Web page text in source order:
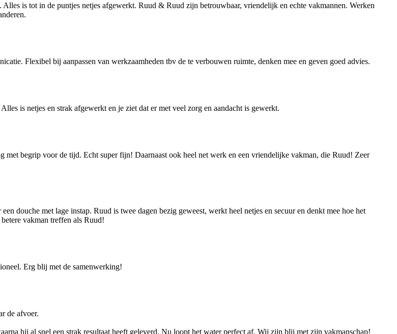
is tot in de puntjes netjes afgewerkt. Ruud & Ruud zijn betrouwbaar, vriendelijk en echte vakmannen. Werken
Flexibel bij aanpassen van werkzaamheden tbv de te verbouwen ruimte, denken mee en geven goed advies.
is netjes en strak afgewerkt en je ziet dat er met veel zorg en aandacht is gewerkt.
begrip voor de tijd. Echt super fijn! Daarnaast ook heel net werk en een vriendelijke vakman, die Ruud! Zeer
douche met lage instap. Ruud is twee dagen bezig geweest, werkt heel netjes en secuur en denkt mee hoe het
vakman treffen als Ruud!
Erg blij met de samenwerking!
de afvoer.
hij al snel een strak resultaat heeft geleverd. Nu loopt het water perfect af. Wij zijn blij met zijn vakmanschap!